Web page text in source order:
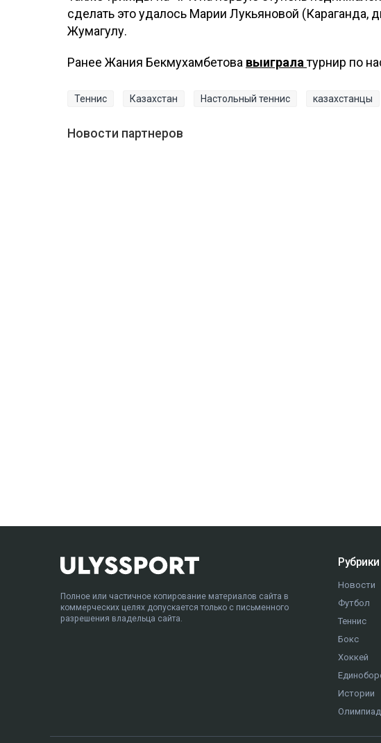
сделать это удалось Марии Лукьяновой (Караганда,
Жумагулу.
Ранее Жания Бекмухамбетова выигралатурнир по
Теннис Казахстан Настольный теннис казахстанцы
Новости партнеров
Полное или частичное копирование материалов сайта в
коммерческих целях допускается только с письменного
разрешения владельца сайта.
Рубрики
Новости
Футбол
Теннис
Бокс
Хоккей
Истории